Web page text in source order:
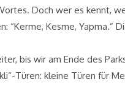
Doch wer es kennt,
Kesme, Yapma.”
bis wir am Ende des
Türen: kleine Türen für